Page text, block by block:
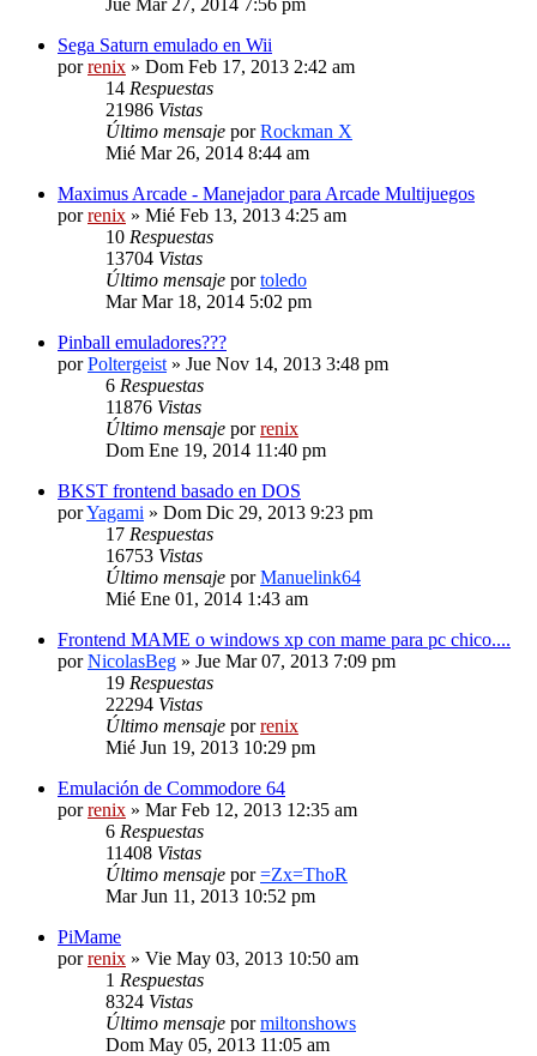
Sega Saturn emulado en Wii
porrenix » Dom Feb 17, 2013 2:42 am
14 Respuestas
21986 Vistas
Último mensaje porRockman X
Mié Mar 26, 2014 8:44 am
Maximus Arcade - Manejador para Arcade Multijuegos
porrenix » Mié Feb 13, 2013 4:25 am
10 Respuestas
13704 Vistas
Último mensaje portoledo
Mar Mar 18, 2014 5:02 pm
Pinball emuladores???
porPoltergeist » Jue Nov 14, 2013 3:48 pm
6 Respuestas
11876 Vistas
Último mensaje porrenix
Dom Ene 19, 2014 11:40 pm
BKST frontend basado en DOS
porYagami » Dom Dic 29, 2013 9:23 pm
17 Respuestas
16753 Vistas
Último mensaje porManuelink64
Mié Ene 01, 2014 1:43 am
Frontend MAME o windows xp con mame para pc chico....
porNicolasBeg » Jue Mar 07, 2013 7:09 pm
19 Respuestas
22294 Vistas
Último mensaje porrenix
Mié Jun 19, 2013 10:29 pm
Emulación de Commodore 64
porrenix » Mar Feb 12, 2013 12:35 am
6 Respuestas
11408 Vistas
Último mensaje por=Zx=ThoR
Mar Jun 11, 2013 10:52 pm
PiMame
porrenix » Vie May 03, 2013 10:50 am
1 Respuestas
8324 Vistas
Último mensaje pormiltonshows
Dom May 05, 2013 11:05 am